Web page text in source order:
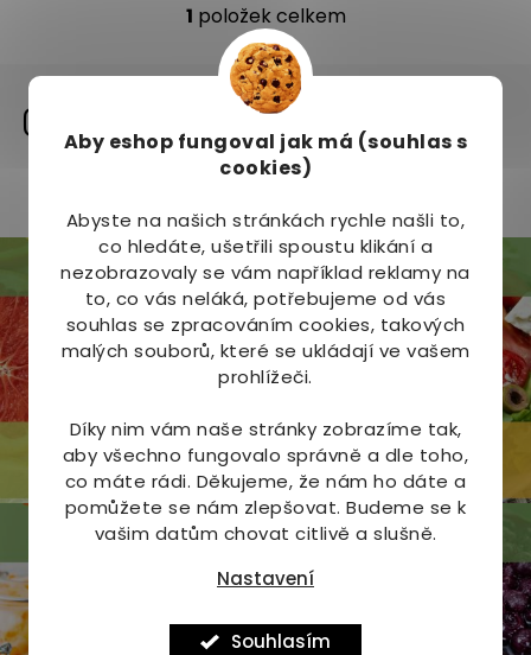
Aby eshop fungoval jak má (souhlas s
cookies)
Abyste na našich stránkách rychle našli to,
co hledáte, ušetřili spoustu klikání a
nezobrazovaly se vám například reklamy na
to, co vás neláká, potřebujeme od vás
souhlas se zpracováním cookies, takových
malých souborů, které se ukládají ve vašem
prohlížeči.
Díky nim vám naše stránky zobrazíme tak,
aby všechno fungovalo správně a dle toho,
co máte rádi. Děkujeme, že nám ho dáte a
pomůžete se nám zlepšovat. Budeme se k
vašim datům chovat citlivě a slušně.
Nastavení
Souhlasím
O
v
l
á
d
a
c
í
p
r
v
k
y
v
ý
p
i
u
1 položek celkem
Sdílíme naši cestu na
instagramu